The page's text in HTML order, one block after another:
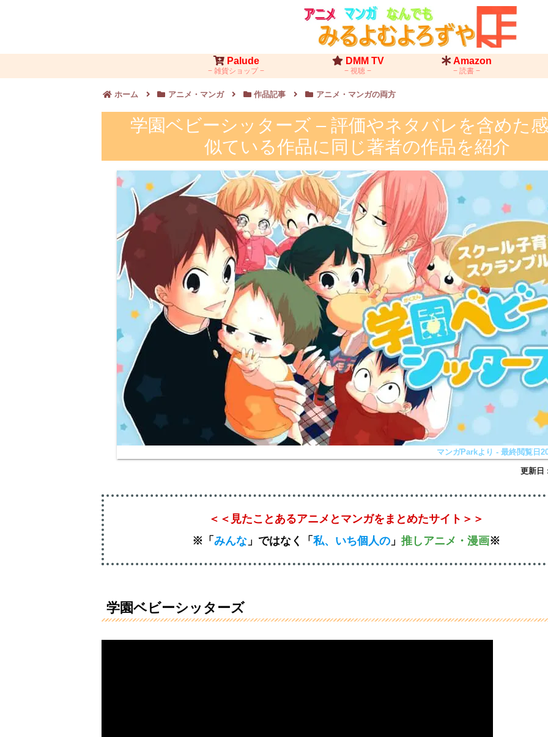
Palude
雑貨ショップ
DMM TV
視聴
Amazon
読書
ホーム アニメ・マンガ 作品記事 アニメ・マンガの両方
学園ベビーシッターズ – 評価やネタバレを含めた
似ている作品に同じ著者の作品を紹介
マンガParkより - 最終閲覧日
＜＜見たことあるアニメとマンガをまとめたサイト＞＞
※「 みんな」 ではなく 「 私、いち個人の」 推しアニメ ・漫画※
学園ベビーシッターズ